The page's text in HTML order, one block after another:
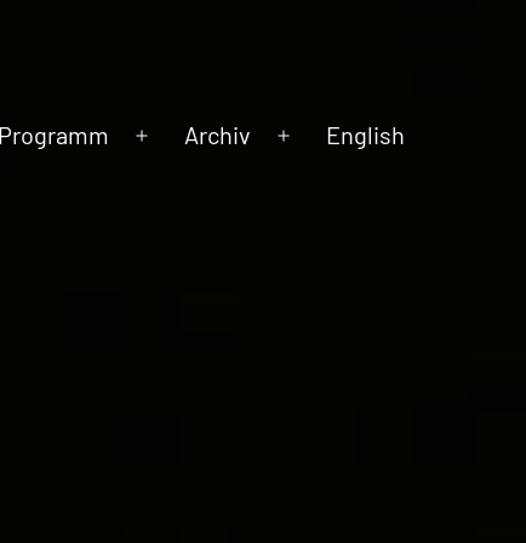
Programm
Menü
Archiv
Menü
English